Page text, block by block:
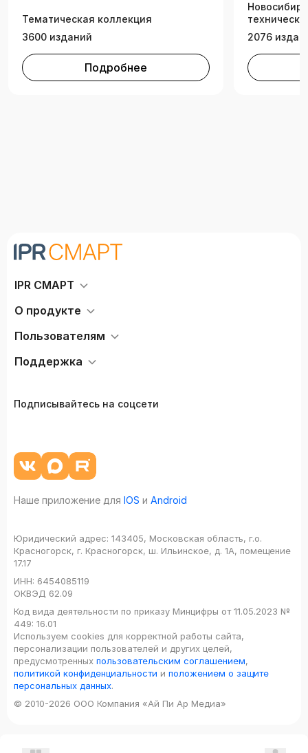
Тематическая коллекция
3600 изданий
Подробнее
2076
IPR СМАРТ
О продукте
Пользователям
Поддержка
Подписывайтесь на соцсети
Наше приложение для IOS и Android
Юридический адрес: 143405, Московская область, г.о.
Красногорск, г. Красногорск, ш. Ильинское, д. 1А, помещение
17.17
ИНН: 6454085119
ОКВЭД 62.09
Код вида деятельности по приказу Минцифры от 11.05.2023 №
449: 16.01
Используем cookies для корректной работы сайта,
персонализации пользователей и других целей,
предусмотренных пользовательским соглашением,
политикой конфиденциальности и положением о защите
персональных данных.
© 2010-2026 ООО Компания «Ай Пи Ар Медиа»